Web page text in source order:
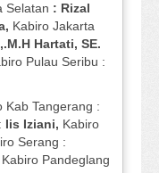
Selatan : Rizal
Kabiro Jakarta
Hartati, SE.
Pulau Seribu :
Kab Tangerang :
Iis Iziani, Kabiro
Serang :
Kabiro Pandeglang